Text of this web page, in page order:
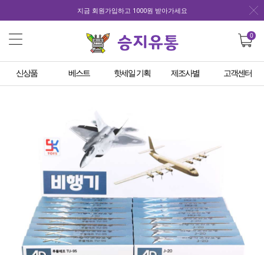
지금 회원가입하고 1000원 받아가세요
0
신상품 베스트 핫세일 기획 제조사별 고객센터